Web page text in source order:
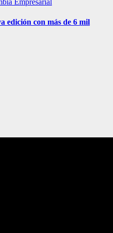
Empresarial
edición con más de 6 mil